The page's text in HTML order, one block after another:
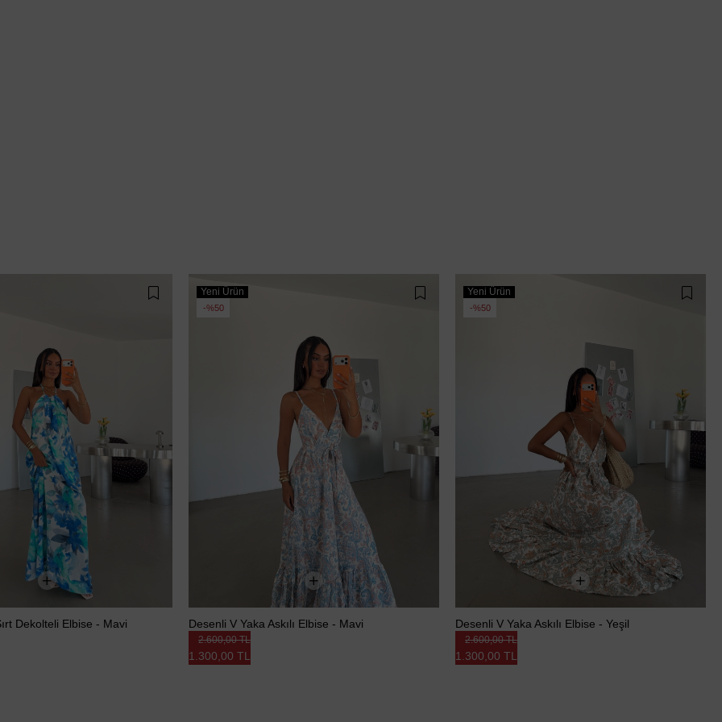
Dekolteli Elbise - Mavi
Yeni Ürün
%50
Desenli V Yaka Askılı Elbise - Mavi
1.300,00 TL
2.600,00 TL
Yeni Ürün
%50
Desenli V Yaka Askılı Elbise - Yeşil
1.300,00 TL
2.600,00 TL